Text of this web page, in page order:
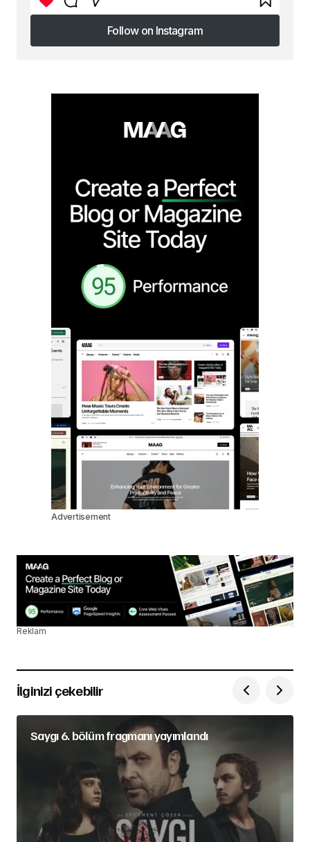
Follow on Instagram
Follow on Instagram
Advertisement
Reklam
İlginizi çekebilir
Saygı 6. bölüm fragmanı yayımlandı